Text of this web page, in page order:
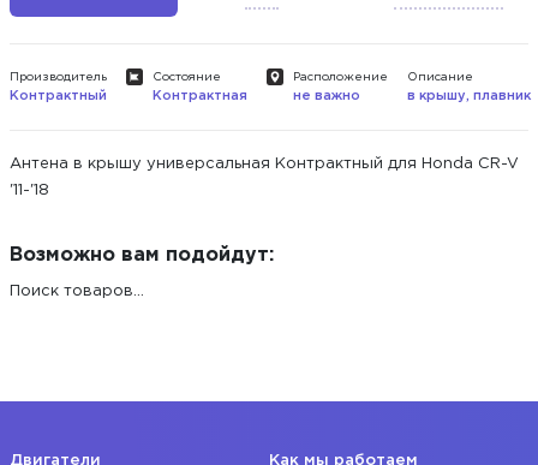
Производитель
Контрактный
Состояние
Контрактная
Расположение
не важно
Описание
в крышу, плавник
Антена в крышу универсальная Контрактный для Honda CR-V
'11-'18
Возможно вам подойдут:
Поиск товаров...
Двигатели Как мы работаем